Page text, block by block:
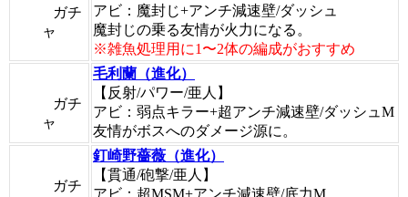
ガチ
ャ
アビ：魔封じ+アンチ減速壁/ダッシュ
魔封じの乗る友情が火力になる。
※雑魚処理用に1〜2体の編成がおすすめ
ガチ
ャ
毛利蘭（進化）
【反射/パワー/亜人】
アビ：弱点キラー+超アンチ減速壁/ダッシュM
友情がボスへのダメージ源に。
ガチ
釘崎野薔薇（進化）
【貫通/砲撃/亜人】
アビ：超MSM+アンチ減速壁/底力M